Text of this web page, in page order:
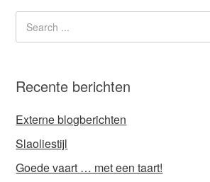
Recente berichten
Externe blogberichten
Slaoliestijl
Goede vaart … met een taart!